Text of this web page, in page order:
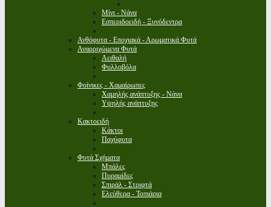
Μίνι - Νάνα
Εσπεριδοειδή - Ξυνόδεντρα
Ανθόφυτα - Εποχιακά - Αρωματικά Φυτά
Αναρριχώμενα Φυτά
Αειθαλή
Φυλλοβόλα
Φοίνικες - Χαμαίρωπες
Χαμηλής ανάπτυξης - Νάνα
Υψηλής ανάπτυξης
Κακτοειδή
Κάκτοι
Παχύφυτα
Φυτά Σχήματα
Μπάλες
Πυραμίδες
Σπιράλ - Στριφτά
Ελεύθερα - Τοπιάρια